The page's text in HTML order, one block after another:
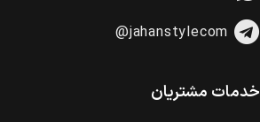
@jahanstylecom
خدمات مشتریان